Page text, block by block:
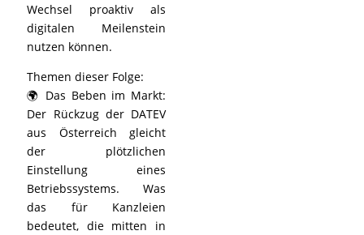
Wechsel proaktiv als
digitalen Meilenstein
nutzen können.
Themen dieser Folge:
🌍 Das Beben im Markt:
Der Rückzug der DATEV
aus Österreich gleicht
der plötzlichen
Einstellung eines
Betriebssystems. Was
das für Kanzleien
bedeutet, die mitten in